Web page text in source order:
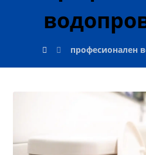
професионален